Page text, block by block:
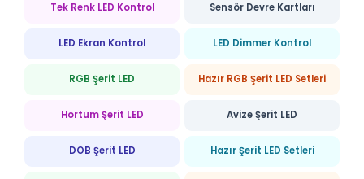
Tek Renk LED Kontrol Sensör Devre Kartları
LED Ekran Kontrol LED Dimmer Kontrol
RGB Şerit LED Hazır RGB Şerit LED Setleri
Hortum Şerit LED Avize Şerit LED
DOB Şerit LED Hazır Şerit LED Setleri